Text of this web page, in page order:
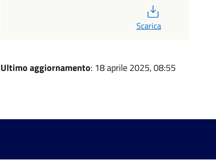
Scarica
Ultimo aggiornamento: 18 aprile 2025, 08:55